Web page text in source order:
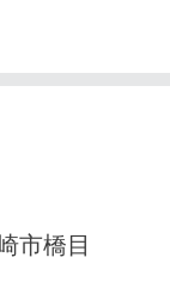
市橋目